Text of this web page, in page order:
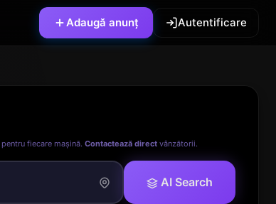
Adaugă anunț Autentificare
pentru fiecare mașină. Contactează direct vânzătorii.
AI Search